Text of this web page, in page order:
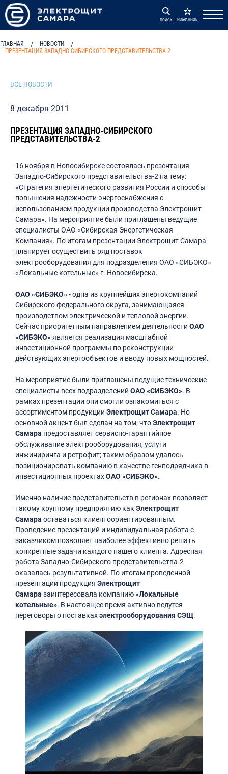
ПОИСК ИЗБРАННОЕ
ГЛАВНАЯ / НОВОСТИ /
ПРЕЗЕНТАЦИЯ ЗАПАДНО-СИБИРСКОГО ПРЕДСТАВИТЕЛЬСТВА-2
ВСЕ НОВОСТИ
8 декабря 2011
ПРЕЗЕНТАЦИЯ ЗАПАДНО-СИБИРСКОГО
ПРЕДСТАВИТЕЛЬСТВА-2
16 ноября в Новосибирске состоялась презентация
Западно-Сибирского представительства-2 на тему:
«Стратегия энергетического развития России и способы
повышения надежности энергоснабжения с
использованием продукции производства Электрощит
Самара». На мероприятие были приглашены ведущие
специалисты ОАО «Сибирская Энергетическая
Компания». По итогам презентации Электрощит Самара
планирует осуществить ряд поставок
электрооборудования для подразделения ОАО «СИБЭКО»
«Локальные котельные» г. Новосибирска.
ОАО «СИБЭКО»- одна из крупнейших энергокомпаний
Сибирского федерального округа, занимающаяся
производством электрической и тепловой энергии.
Сейчас приоритетным направлением деятельности ОАО
«СИБЭКО»является реализация масштабной
инвестиционной программы по реконструкции
действующих энергообъектов и вводу новых мощностей.
На мероприятие были приглашены ведущие технические
специалисты всех подразделений ОАО «СИБЭКО». В
рамках презентации они смогли ознакомиться с
ассортиментом продукции Электрощит Самара. Но
основной акцент был сделан на том, чтоЭлектрощит
Самара предоставляет сервисно-гарантийное
обслуживание электрооборудования, услуги
инжиниринга и ретрофит; таким образом удалось
позиционировать компанию в качестве генподрядчика в
инвестиционных проектахОАО «СИБЭКО».
Именно наличие представительств в регионах позволяет
такому крупному предприятию как Электрощит
Самара оставаться клиентоориентированным.
Проведение презентаций и индивидуальная работа с
заказчиком позволяет наиболее эффективно решать
конкретные задачи каждого нашего клиента. Адресная
работа Западно-Сибирского представительства-2
оказалась результативной. По итогам проведенной
презентации продукция Электрощит
Самара заинтересовала компанию«Локальные
котельные». В настоящее время активно ведутся
переговоры о поставкахэлектрооборудования СЭЩ.